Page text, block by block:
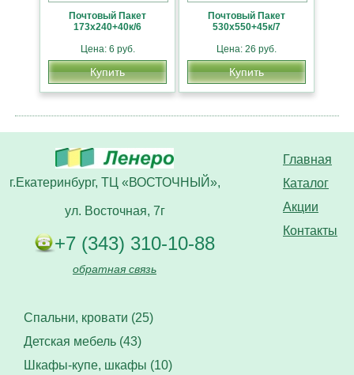
Почтовый Пакет
173х240+40к/6
Цена: 6 руб.
Купить
Почтовый Пакет
530х550+45к/7
Цена: 26 руб.
Купить
Главная
Каталог
Акции
Контакты
г.Екатеринбург, ТЦ «ВОСТОЧНЫЙ»,
ул. Восточная, 7г
+7 (343) 310-10-88
обратная связь
Спальни, кровати (25)
Детская мебель (43)
Шкафы-купе, шкафы (10)